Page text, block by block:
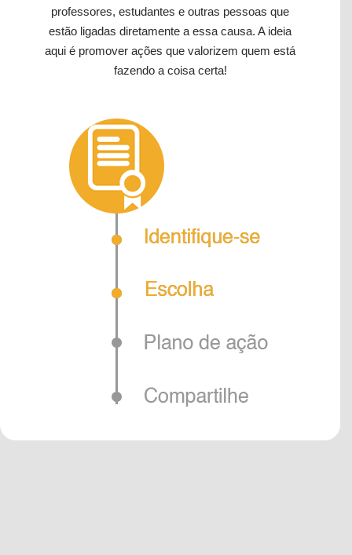
professores, estudantes e outras pessoas que
estão ligadas diretamente a essa causa. A ideia
aqui é promover ações que valorizem quem está
fazendo a coisa certa!